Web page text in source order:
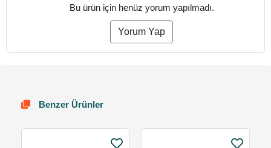
Bu ürün için henüz yorum yapılmadı.
Yorum Yap
Benzer Ürünler